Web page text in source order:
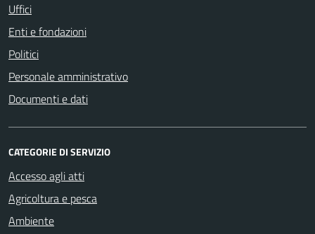
Uffici
Enti e fondazioni
Politici
Personale amministrativo
Documenti e dati
CATEGORIE DI SERVIZIO
Accesso agli atti
Agricoltura e pesca
Ambiente